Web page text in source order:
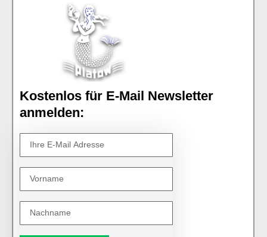
Kostenlos für E-Mail Newsletter
anmelden: